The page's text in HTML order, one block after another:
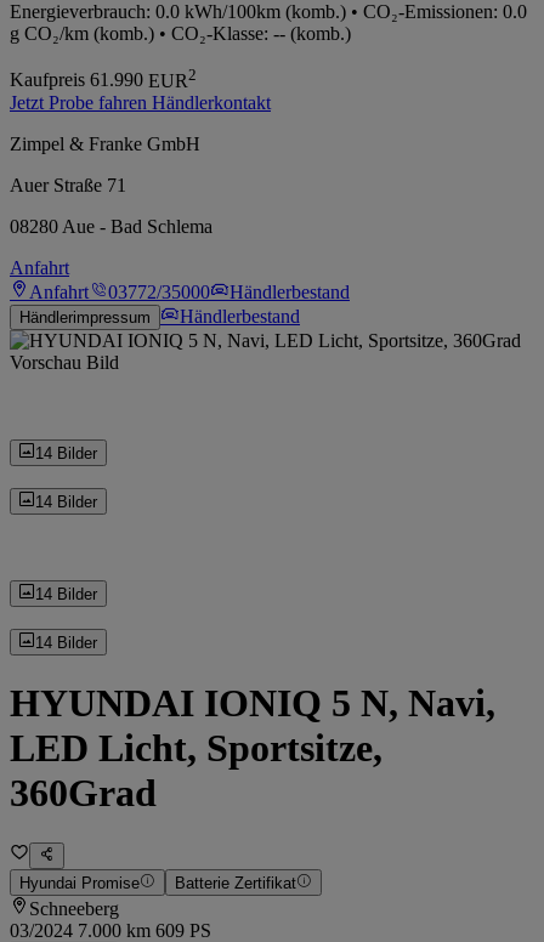
Energieverbrauch: 0.0 kWh/100km (komb.) • CO₂-Emissionen: 0.0
g CO₂/km (komb.) • CO₂-Klasse: -- (komb.)
Kaufpreis 61.990 EUR 2
Jetzt Probe fahren Händlerkontakt
Zimpel & Franke GmbH
Auer Straße 71
08280 Aue - Bad Schlema
Anfahrt
Anfahrt
03772/35000 Händlerbestand
Händlerimpressum Händlerbestand
14 Bilder
14 Bilder
14 Bilder
14 Bilder
HYUNDAI IONIQ 5 N, Navi,
LED Licht, Sportsitze,
360Grad
Hyundai Promise Batterie Zertifikat
Schneeberg
03/2024 7.000 km 609 PS